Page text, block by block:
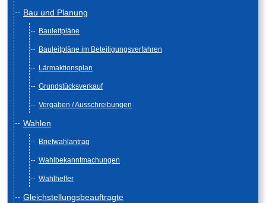
Bau und Planung
Bauleitpläne
Bauleitpläne im Beteiligungsverfahren
Lärmaktionsplan
Grundstücksverkauf
Vergaben / Ausschreibungen
Wahlen
Briefwahlantrag
Wahlbekanntmachungen
Wahlhelfer
Gleichstellungsbeauftragte